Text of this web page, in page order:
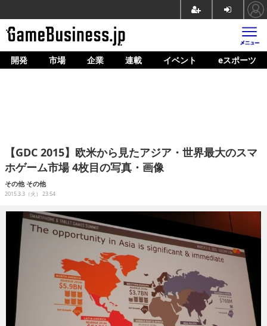
ホーム
企業動向
人材育成
連載
イベント/セミナー
eスポーツ
開発 市場 企業 連載 イベント eスポーツ
【GDC 2015】欧米から見たアジア・世界最大のスマ
ホゲーム市場 4枚目の写真・画像
その他 その他
2015.3.3（火） 23:54